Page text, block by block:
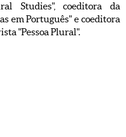
Studies", coeditora da
em Português" e coeditora
"Pessoa Plural".